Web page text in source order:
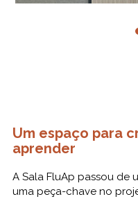
Um espaço para
aprender
A Sala FluAp passou de
uma peça-chave no